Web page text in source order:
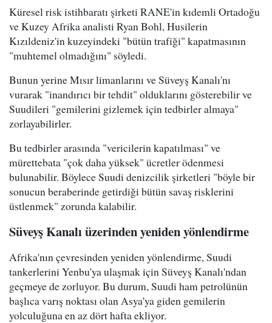
Küresel risk istihbaratı şirketi RANE'in kıdemli Ortadoğu
ve Kuzey Afrika analisti Ryan Bohl, Husilerin
Kızıldeniz'in kuzeyindeki "bütün trafiği" kapatmasının
"muhtemel olmadığını" söyledi.
Bunun yerine Mısır limanlarını ve Süveyş Kanalı'nı
vurarak "inandırıcı bir tehdit" olduklarını gösterebilir ve
Suudileri "gemilerini gizlemek için tedbirler almaya"
zorlayabilirler.
Bu tedbirler arasında "vericilerin kapatılması" ve
mürettebata "çok daha yüksek" ücretler ödenmesi
bulunabilir. Böylece Suudi denizcilik şirketleri "böyle bir
sonucun beraberinde getirdiği bütün savaş risklerini
üstlenmek" zorunda kalabilir.
Süveyş Kanalı üzerinden yeniden yönlendirme
Afrika'nın çevresinden yeniden yönlendirme, Suudi
tankerlerini Yenbu'ya ulaşmak için Süveyş Kanalı'ndan
geçmeye de zorluyor. Bu durum, Suudi ham petrolünün
başlıca varış noktası olan Asya'ya giden gemilerin
yolculuğuna en az dört hafta ekliyor.